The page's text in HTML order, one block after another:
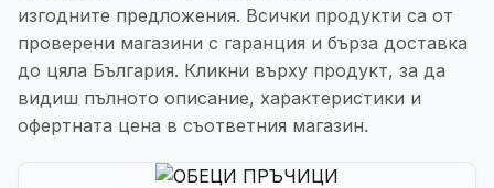
изгодните предложения. Всички продукти са от
проверени магазини с гаранция и бърза доставка
до цяла България. Кликни върху продукт, за да
видиш пълното описание, характеристики и
офертната цена в съответния магазин.